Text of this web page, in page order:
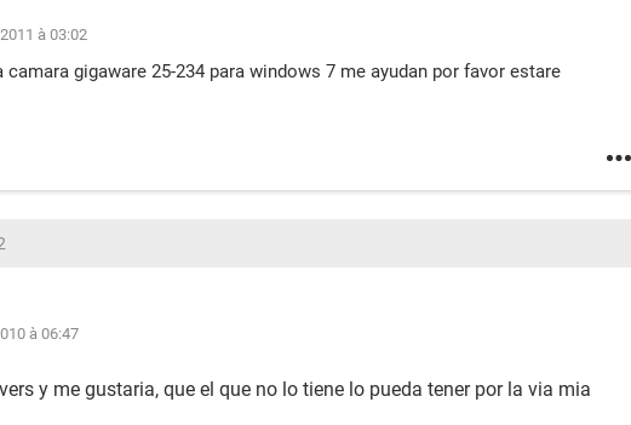
à 03:02
camara gigaware 25-234 para windows 7 me ayudan por favor estare
à 06:47
y me gustaria, que el que no lo tiene lo pueda tener por la via mia